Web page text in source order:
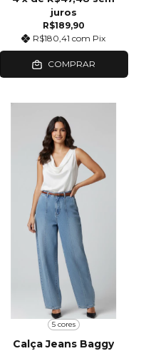
R$189,90
R$180,41com Pix
juros
COMPRAR
5 cores
Calça Jeans Baggy